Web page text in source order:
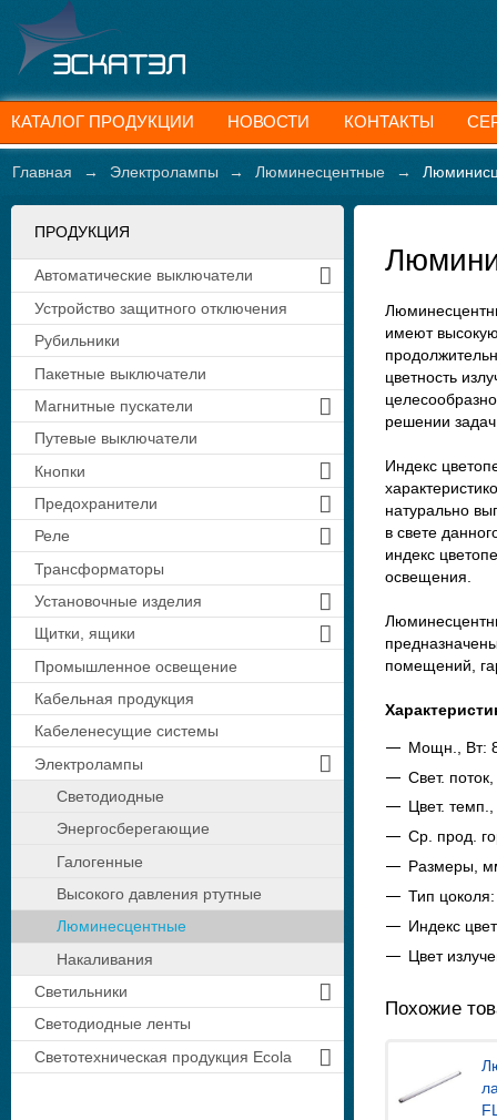
имеют
цветность
решении
Индекс
натурально
в свете
индекс
освещения.
помещений,
Мощн., Вт:
Свет.
Цвет.
Ср. прод.
Размеры,
Тип
Индекс
Цвет
Похожие
ПРОДУКЦИЯ
Автоматические выключатели
Устройство защитного отключения
Рубильники
Пакетные выключатели
Магнитные пускатели
Путевые выключатели
Кнопки
Предохранители
Реле
Трансформаторы
Установочные изделия
Щитки, ящики
Промышленное освещение
Кабельная продукция
Кабеленесущие системы
Электролампы
Светодиодные
Энергосберегающие
Галогенные
Высокого давления ртутные
Люминесцентные
Накаливания
Светильники
Светодиодные ленты
Светотехническая продукция Ecola
Главная → Электролампы → Люминесцентные →
КАТАЛОГ ПРОДУКЦИИ НОВОСТИ КОНТАКТЫ